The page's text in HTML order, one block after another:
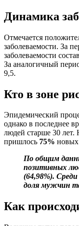
Динамика
Отмечается
заболеваемости. За
заболеваемости
За аналогичный
9,5.
Кто в зоне
Эпидемический
однако в последнее
людей старше 30 лет.
пришлось 75% новых
По общим
позитивных
(64,98%). Среди
доля мужчин
Как